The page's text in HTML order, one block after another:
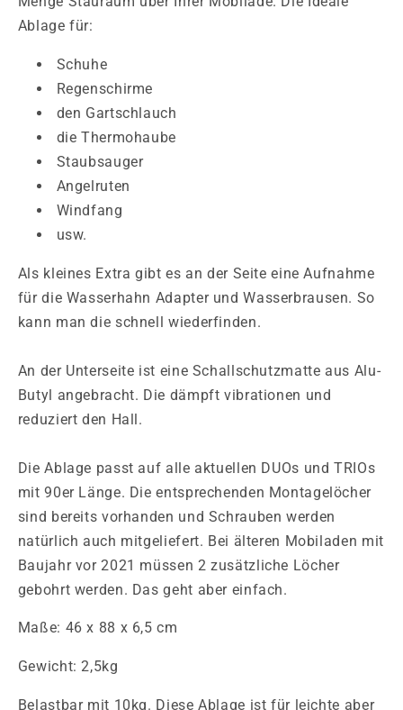
Ablage für:
Schuhe
Regenschirme
den Gartschlauch
die Thermohaube
Staubsauger
Angelruten
Windfang
usw.
Als kleines Extra gibt es an der Seite eine Aufnahme
für die Wasserhahn Adapter und Wasserbrausen. So
kann man die schnell wiederfinden.
An der Unterseite ist eine Schallschutzmatte aus Alu-
Butyl angebracht. Die dämpft vibrationen und
reduziert den Hall.
Die Ablage passt auf alle aktuellen DUOs und TRIOs
mit 90er Länge. Die entsprechenden Montagelöcher
sind bereits vorhanden und Schrauben werden
natürlich auch mitgeliefert. Bei älteren Mobiladen mit
Baujahr vor 2021 müssen 2 zusätzliche Löcher
gebohrt werden. Das geht aber einfach.
Maße: 46 x 88 x 6,5 cm
Gewicht: 2,5kg
Belastbar mit 10kg. Diese Ablage ist für leichte aber